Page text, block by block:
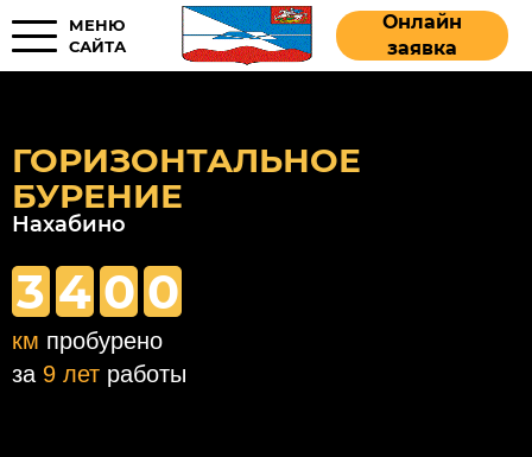
МЕНЮ
САЙТА
Онлайн
заявка
ГОРИЗОНТАЛЬНОЕ
БУРЕНИЕ
Нахабино
3 4 0 0
км пробурено
за 9 лет работы